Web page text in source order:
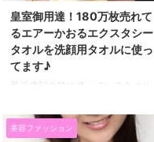
これからの季節、夏に髪の毛もた
くさんの紫外線を浴びたことによ
って、パサつきやダメージが出や
すいんですよね。 抜け毛も秋が
一番多いし。 パサつきが悪化す
海藻ヘアエッセ ...
皇室御用達！180万枚売れて
るエアーかおるエクスタシー
タオルを洗顔用タオルに使っ
てます♪
最近洗顔の時に使っているタオル
いたエアーかおるXTC（エクスタ
シー）という名前のタオルです。
美容ファッション